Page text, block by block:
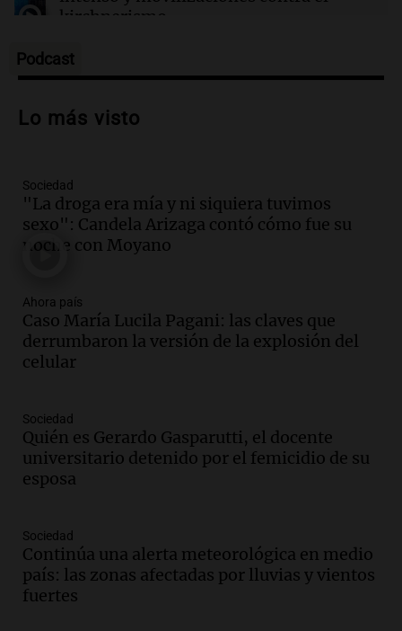
kirchnerismo
Episodios
Audio.Debate en el Senado sobre
la soberanía digital en Argentina
Audio.
de semana helado y ciudadanos
marchan contra reforma de tierras
Panorama Federal
Audio.
El "Mono" de Kapanga
adelantó su show en Rosario.
Viva la Radio Rosario
Episodios
en suspenso a hombre por simular robo
de recaudación en San Luis
Panorama Federal
Episodios
ayuda por problemas de fertilidad y la
ostentación de millonarios
Amamos Argentina
Episodios
Podcast
Lo más visto
Sociedad
"La droga era mía y ni siquiera tuvimos
sexo": Candela Arizaga contó cómo fue su
noche con Moyano
Ahora país
Caso María Lucila Pagani: las claves que
derrumbaron la versión de la explosión del
celular
Sociedad
Quién es Gerardo Gasparutti, el docente
universitario detenido por el femicidio de su
esposa
Sociedad
Continúa una alerta meteorológica en medio
país: las zonas afectadas por lluvias y vientos
fuertes